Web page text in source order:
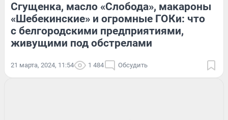
Сгущенка, масло «Слобода», макароны
«Шебекинские» и огромные ГОКи: что
с белгородскими предприятиями,
живущими под обстрелами
21 марта, 2024, 11:54 1 484 Обсудить